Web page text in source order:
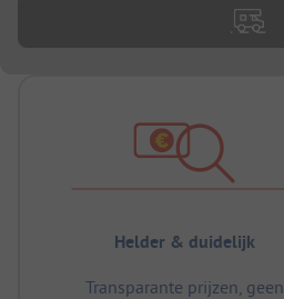
Helder & duidelijk
Transparante prijzen, geen